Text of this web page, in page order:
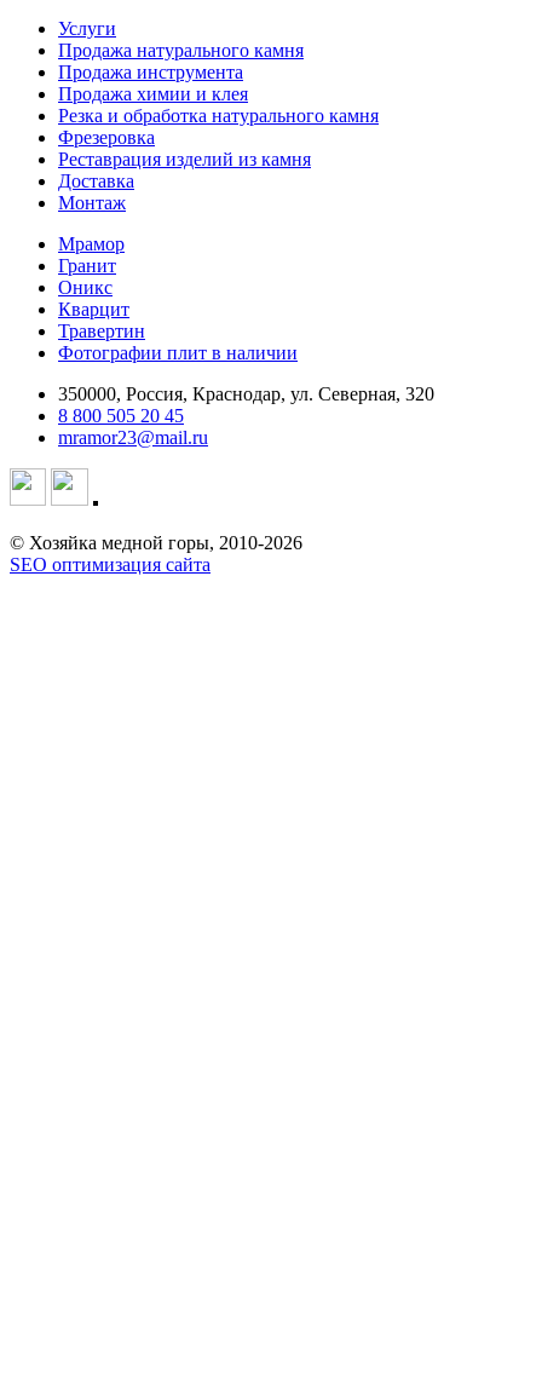
Услуги
Продажа натурального камня
Продажа инструмента
Продажа химии и клея
Резка и обработка натурального камня
Фрезеровка
Реставрация изделий из камня
Доставка
Монтаж
Мрамор
Гранит
Оникс
Кварцит
Травертин
Фотографии плит в наличии
350000, Россия, Краснодар, ул. Северная, 320
8 800 505 20 45
mramor23@mail.ru
© Хозяйка медной горы, 2010-2026
SEO оптимизация сайта